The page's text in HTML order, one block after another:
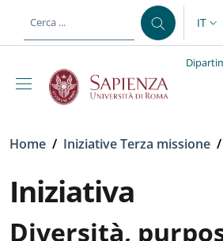
al contenuto principale
IT
Briciole di pane
Home / Iniziative Terza missione /
Iniziativa
Diversità,